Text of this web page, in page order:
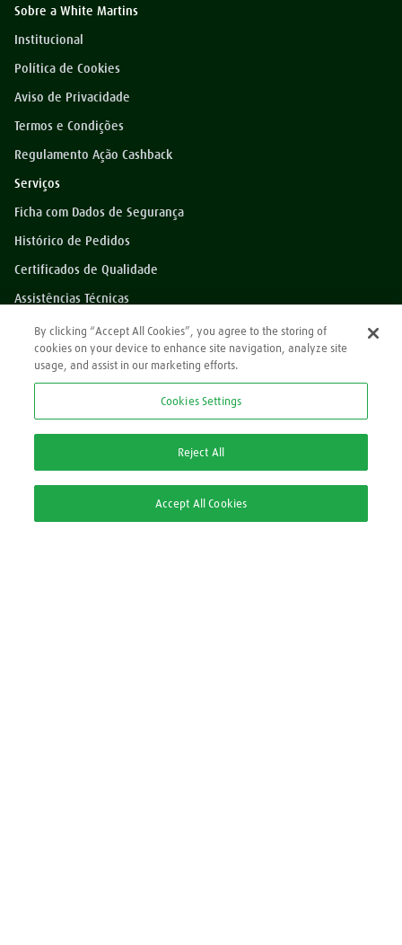
Sobre a White Martins
Institucional
Política de Cookies
Aviso de Privacidade
Termos e Condições
Regulamento Ação Cashback
Serviços
Ficha com Dados de Segurança
Histórico de Pedidos
Certificados de Qualidade
Assistências Técnicas
Dúvidas?
Perguntas Frequentes
*Preços exibidos sem impostos
2ª via Nota Fiscal/Boleto:
By clicking “Accept All Cookies”, you agree to the storing of
cookies on your device to enhance site navigation, analyze site
usage, and assist in our marketing efforts.
Cookies Settings
Reject All
Accept All Cookies